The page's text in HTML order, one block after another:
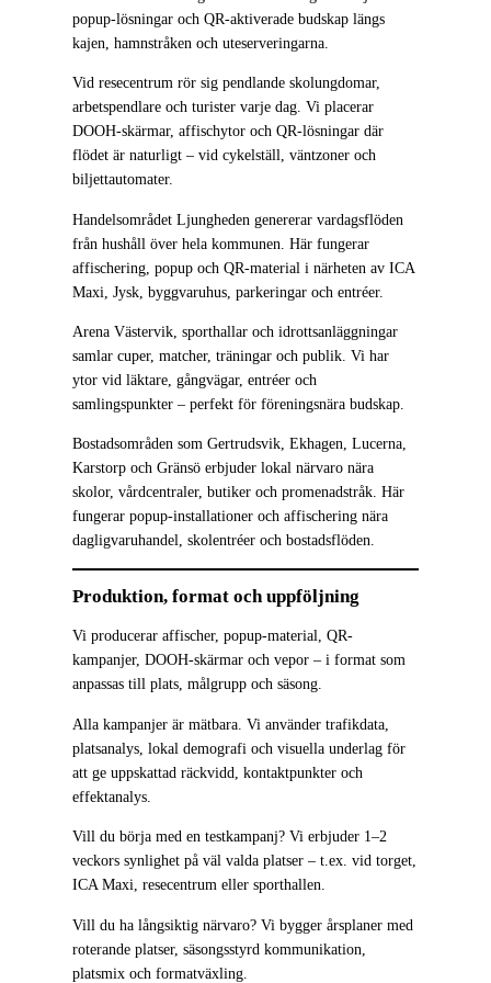
popup-lösningar och QR-aktiverade budskap längs
kajen, hamnstråken och uteserveringarna.
Vid resecentrum rör sig pendlande skolungdomar,
arbetspendlare och turister varje dag. Vi placerar
DOOH-skärmar, affischytor och QR-lösningar där
flödet är naturligt – vid cykelställ, väntzoner och
biljettautomater.
Handelsområdet Ljungheden genererar vardagsflöden
från hushåll över hela kommunen. Här fungerar
affischering, popup och QR-material i närheten av ICA
Maxi, Jysk, byggvaruhus, parkeringar och entréer.
Arena Västervik, sporthallar och idrottsanläggningar
samlar cuper, matcher, träningar och publik. Vi har
ytor vid läktare, gångvägar, entréer och
samlingspunkter – perfekt för föreningsnära budskap.
Bostadsområden som Gertrudsvik, Ekhagen, Lucerna,
Karstorp och Gränsö erbjuder lokal närvaro nära
skolor, vårdcentraler, butiker och promenadstråk. Här
fungerar popup-installationer och affischering nära
dagligvaruhandel, skolentréer och bostadsflöden.
Produktion, format och uppföljning
Vi producerar affischer, popup-material, QR-
kampanjer, DOOH-skärmar och vepor – i format som
anpassas till plats, målgrupp och säsong.
Alla kampanjer är mätbara. Vi använder trafikdata,
platsanalys, lokal demografi och visuella underlag för
att ge uppskattad räckvidd, kontaktpunkter och
effektanalys.
Vill du börja med en testkampanj? Vi erbjuder 1–2
veckors synlighet på väl valda platser – t.ex. vid torget,
ICA Maxi, resecentrum eller sporthallen.
Vill du ha långsiktig närvaro? Vi bygger årsplaner med
roterande platser, säsongsstyrd kommunikation,
platsmix och formatväxling.